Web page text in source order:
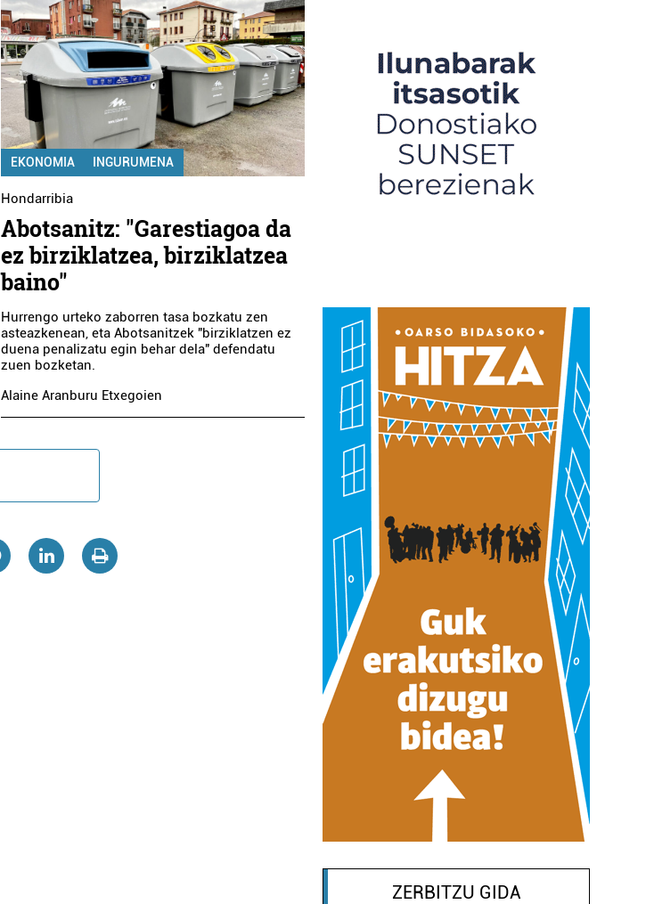
EKONOMIA INGURUMENA
Hondarribia
Abotsanitz: "Garestiagoa da
ez birziklatzea, birziklatzea
baino"
Hurrengo urteko zaborren tasa bozkatu zen
asteazkenean, eta Abotsanitzek "birziklatzen ez
duena penalizatu egin behar dela" defendatu
zuen bozketan.
Alaine Aranburu Etxegoien
ZERBITZU GIDA